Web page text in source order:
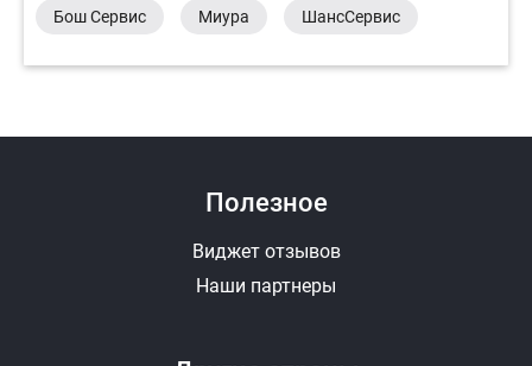
Бош Сервис Миура ШансСервис
Полезное
Виджет отзывов
Наши партнеры